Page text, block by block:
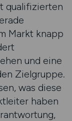
qualifizierten
Markt knapp
und eine
Zielgruppe.
was diese
haben